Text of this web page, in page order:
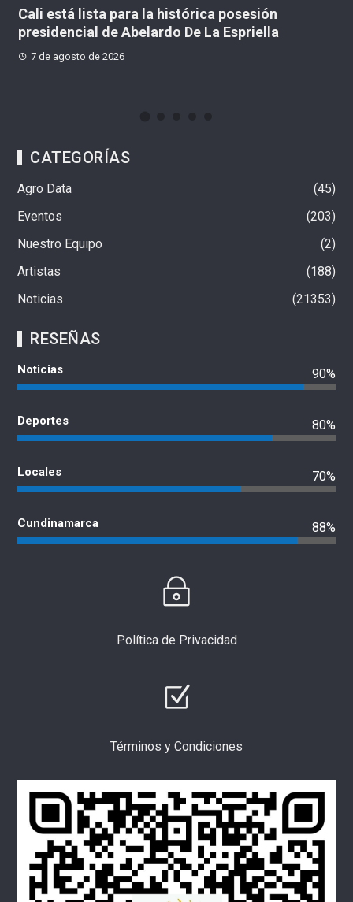
Cali está lista para la histórica posesión
presidencial de Abelardo De La Espriella
7 de agosto de 2026
CATEGORÍAS
Agro Data
45
Eventos
203
Nuestro Equipo
2
Artistas
188
Noticias
21353
RESEÑAS
Noticias 90%
Deportes 80%
Locales 70%
Cundinamarca 88%
Política de Privacidad
Términos y Condiciones